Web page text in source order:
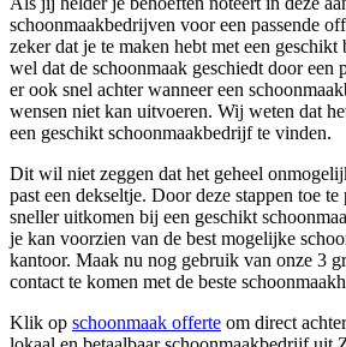
schoonmaakbedrijven voor een passende
zeker dat je te maken hebt met een
wel dat de schoonmaak geschiedt door een
er ook snel achter wanneer een
wensen niet kan uitvoeren. Wij weten dat
een geschikt schoonmaakbedrijf te vinden.
Dit wil niet zeggen dat het geheel
past een dekseltje. Door deze stappen toe te
sneller uitkomen bij een geschikt
je kan voorzien van de best mogelijke
kantoor. Maak nu nog gebruik van onze 3
contact te komen met de beste
Klik op schoonmaak offerte om direct